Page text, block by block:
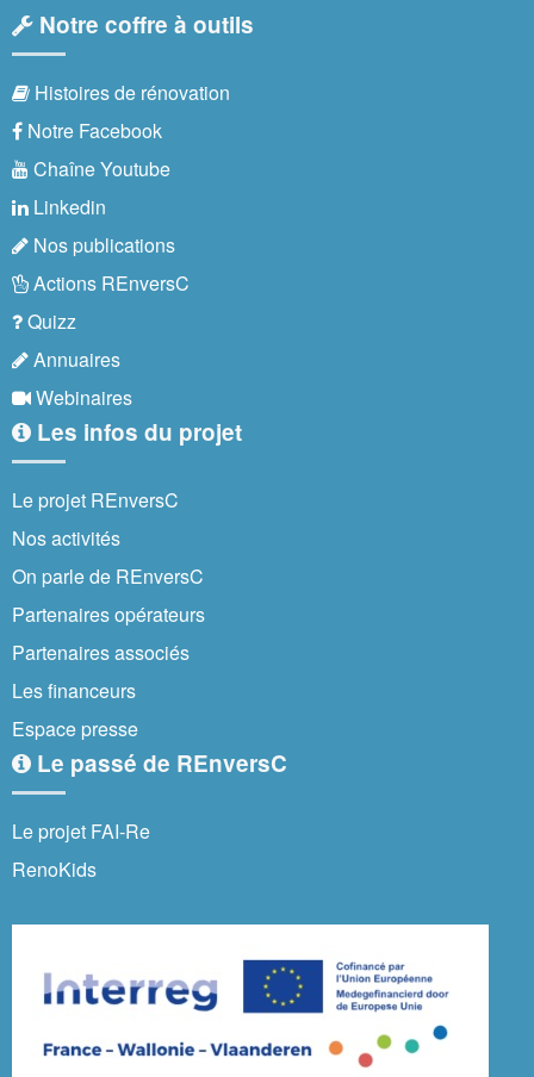
Notre coffre à outils
Histoires de rénovation
Notre Facebook
Chaîne Youtube
Linkedin
Nos publications
Actions REnversC
Quizz
Annuaires
Webinaires
Les infos du projet
Le projet REnversC
Nos activités
On parle de REnversC
Partenaires opérateurs
Partenaires associés
Les financeurs
Espace presse
Le passé de REnversC
Le projet FAI-Re
RenoKids